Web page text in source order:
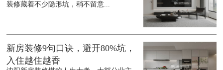
装修藏着不少隐形坑，稍不留意...
新房装修9句口诀，避开80%坑，
入住越住越香